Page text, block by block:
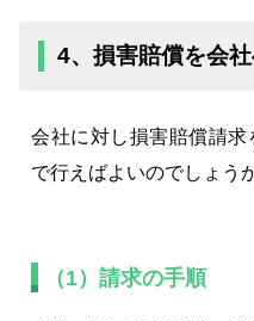
4、損害賠償を会
会社に対し損害賠償請
で行えばよいのでしょう
（1）請求の手順